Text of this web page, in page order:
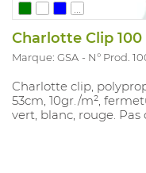
...
Charlotte Clip 100
Marque: GSA N° Prod.
Charlotte clip,
53cm, 10gr./m²,
vert, blanc, rouge. Pas